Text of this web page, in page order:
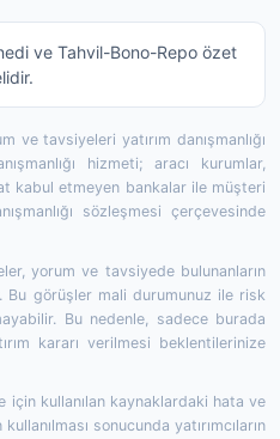
ve Tahvil-Bono-Repo özet
ve tavsiyeleri yatırım danışmanlığı
hizmeti; aracı kurumlar,
kabul etmeyen bankalar ile müşteri
sözleşmesi çerçevesinde
yorum ve tavsiyede bulunanların
Bu görüşler mali durumunuz ile risk
Bu nedenle, sadece burada
kararı verilmesi beklentilerinize
kullanılan kaynaklardaki hata ve
sonucunda yatırımcıların